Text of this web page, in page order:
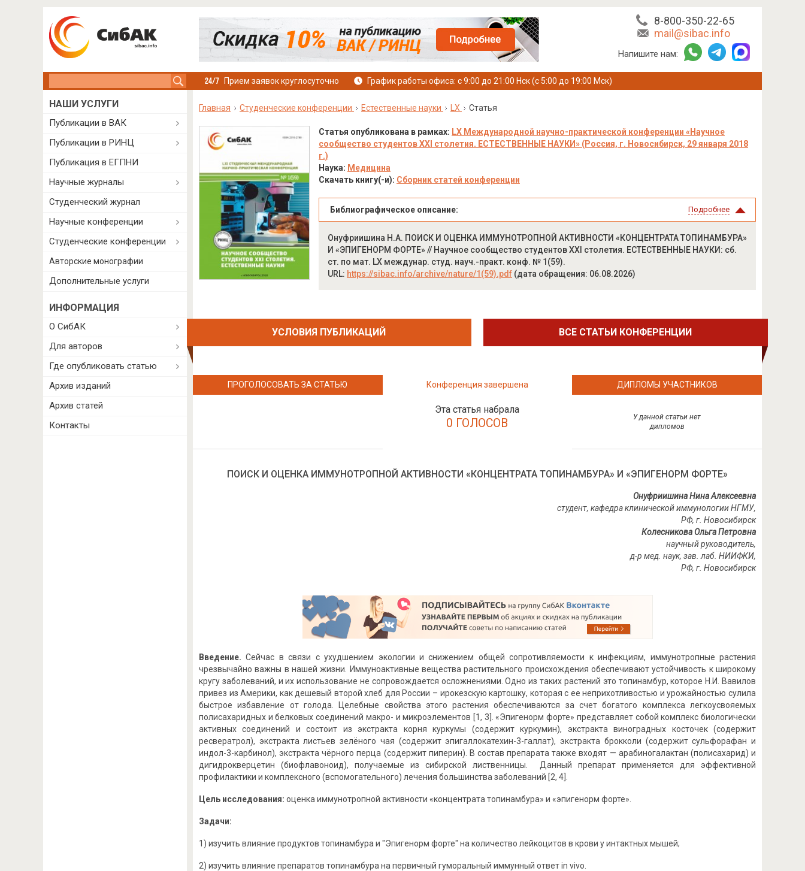
8-800-350-22-65
mail@sibac.info
Напишите нам:
Прием заявок круглосуточно График работы офиса: с 9:00 до 21:00 Нск (с 5:00 до 19:00 Мск)
Главная Студенческие конференции Естественные науки LX Статья
Статья опубликована в рамках: LX Международной научно-практической конференции «Научное
сообщество студентов XXI столетия. ЕСТЕСТВЕННЫЕ НАУКИ» (Россия, г. Новосибирск, 29 января 2018
г.)
Наука: Медицина
Скачать книгу(-и): Сборник статей конференции
Библиографическое описание: Подробнее
Онуфриишина Н.А. ПОИСК И ОЦЕНКА ИММУНОТРОПНОЙ АКТИВНОСТИ «КОНЦЕНТРАТА ТОПИНАМБУРА»
И «ЭПИГЕНОРМ ФОРТЕ» // Научное сообщество студентов XXI столетия. ЕСТЕСТВЕННЫЕ НАУКИ: сб.
ст. по мат. LX междунар. студ. науч.-практ. конф. № 1(59).
URL: https://sibac.info/archive/nature/1(59).pdf(дата обращения: 06.08.2026)
УСЛОВИЯ ПУБЛИКАЦИЙ ВСЕ СТАТЬИ КОНФЕРЕНЦИИ
ПРОГОЛОСОВАТЬ ЗА СТАТЬЮ Конференция завершена
Эта статья набрала
0 ГОЛОСОВ
ДИПЛОМЫ УЧАСТНИКОВ
У данной статьи нет
дипломов
ПОИСК И ОЦЕНКА ИММУНОТРОПНОЙ АКТИВНОСТИ «КОНЦЕНТРАТА ТОПИНАМБУРА» И «ЭПИГЕНОРМ ФОРТЕ»
Онуфриишина Нина Алексеевна
студент, кафедра клинической иммунологии НГМУ,
РФ, г. Новосибирск
Колесникова Ольга Петровна
научный руководитель,
д-р мед. наук, зав. лаб. НИИФКИ,
РФ, г. Новосибирск
Введение.Сейчас в связи с ухудшением экологии и снижением общей сопротивляемости к инфекциям, иммунотропные растения
чрезвычайно важны в нашей жизни. Иммуноактивные вещества растительного происхождения обеспечивают устойчивость к широкому
кругу заболеваний, и их использование не сопровождается осложнениями. Одно из таких растений это топинамбур, которое Н.И. Вавилов
привез из Америки, как дешевый второй хлеб для России – ирокезскую картошку, которая с ее неприхотливостью и урожайностью сулила
быстрое избавление от голода. Целебные свойства этого растения обеспечиваются за счет богатого комплекса легкоусвояемых
полисахаридных и белковых соединений макро- и микроэлементов [1, 3]. «Эпигенорм форте» представляет собой комплекс биологически
активных соединений и состоит из экстракта корня куркумы (содержит куркумин), экстракта виноградных косточек (содержит
ресвератрол), экстракта листьев зелёного чая (содержит эпигаллокатехин-3-галлат), экстракта брокколи (содержит сульфорафан и
индол-3-карбинол), экстракта чёрного перца (содержит пиперин). В состав препарата также входят — арабиногалактан (полисахарид) и
дигидрокверцетин (биофлавоноид), получаемые из сибирской лиственницы. Данный препарат применяется для эффективной
профилактики и комплексного (вспомогательного) лечения большинства заболеваний [2, 4].
Цель исследования: оценка иммунотропной активности «концентрата топинамбура» и «эпигенорм форте».
Задачи:
1) изучить влияние продуктов топинамбура и "Эпигенорм форте" на количество лейкоцитов в крови у интактных мышей;
2) изучить влияние препаратов топинамбура на первичный гуморальный иммунный ответ in vivo.
НАШИ УСЛУГИ
Публикации в ВАК
Публикации в РИНЦ
Публикация в ЕГПНИ
Научные журналы
Студенческий журнал
Научные конференции
Студенческие конференции
Авторские монографии
Дополнительные услуги
ИНФОРМАЦИЯ
О СибАК
Для авторов
Где опубликовать статью
Архив изданий
Архив статей
Контакты